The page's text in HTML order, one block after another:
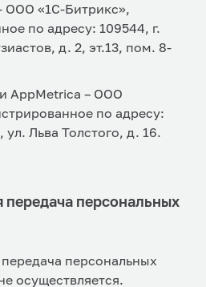
ООО «1С-Битрикс»,
по адресу: 109544, г.
д. 2, эт.13, пом. 8-
AppMetrica – ООО
по адресу:
ул. Льва Толстого, д. 16.
передача персональных
персональных
осуществляется.